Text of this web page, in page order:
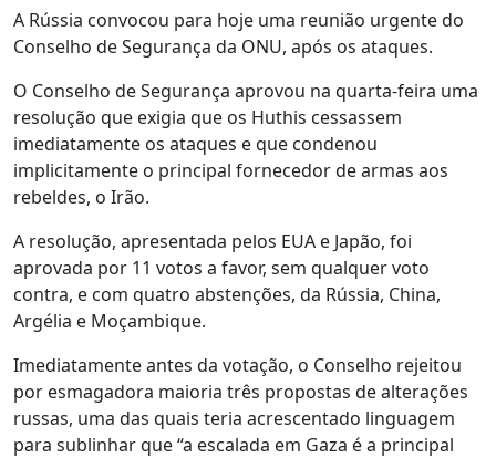
A Rússia convocou para hoje uma reunião urgente do
Conselho de Segurança da ONU, após os ataques.
O Conselho de Segurança aprovou na quarta-feira uma
resolução que exigia que os Huthis cessassem
imediatamente os ataques e que condenou
implicitamente o principal fornecedor de armas aos
rebeldes, o Irão.
A resolução, apresentada pelos EUA e Japão, foi
aprovada por 11 votos a favor, sem qualquer voto
contra, e com quatro abstenções, da Rússia, China,
Argélia e Moçambique.
Imediatamente antes da votação, o Conselho rejeitou
por esmagadora maioria três propostas de alterações
russas, uma das quais teria acrescentado linguagem
para sublinhar que “a escalada em Gaza é a principal